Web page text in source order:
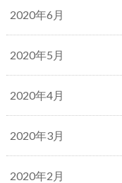
2020年6月
2020年5月
2020年4月
2020年3月
2020年2月